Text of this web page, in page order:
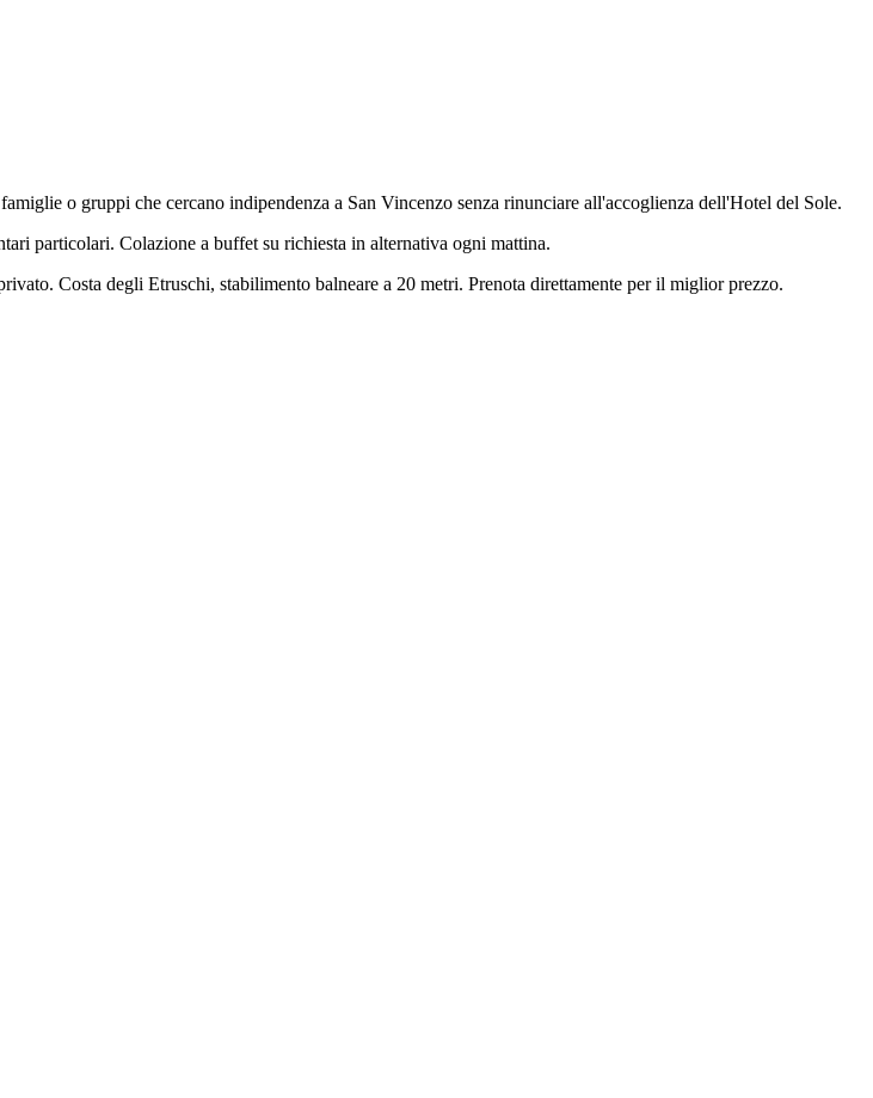
o gruppi che cercano indipendenza a San Vincenzo senza rinunciare all'accoglienza dell'Hotel del Sole.
particolari. Colazione a buffet su richiesta in alternativa ogni mattina.
Costa degli Etruschi, stabilimento balneare a 20 metri. Prenota direttamente per il miglior prezzo.